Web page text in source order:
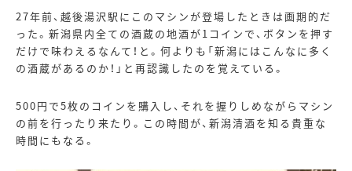
27年前、越後湯沢駅にこのマシンが登場したときは画期的だ
った。新潟県内全ての酒蔵の地酒が1 コインで、ボタンを押す
だけで味わえるなんて！と。何よりも「新潟にはこんなに多く
の酒蔵があるのか！」と再認識したのを覚えている。
500円で5枚のコインを購入し、それを握りしめながらマシン
の前を行ったり来たり。この時間が、新潟清酒を知る貴重な
時間にもなる。